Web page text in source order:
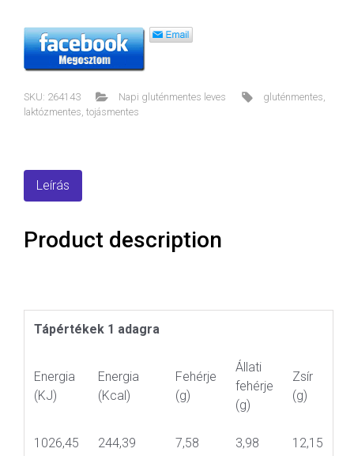
SKU: 264143 Napi gluténmentes leves gluténmentes
laktózmentes tojásmentes
Leírás
Product description
Tápértékek 1 adagra
Energia
(KJ)
Energia
(Kcal)
Fehérje
(g)
Állati
fehérje
(g)
Zsír
(g)
1026,45 244,39 7,58 3,98 12,15